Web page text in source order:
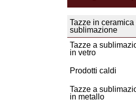
Tazze in ceramica
sublimazione
Tazze a
in vetro
Prodotti caldi
Tazze a
in metallo